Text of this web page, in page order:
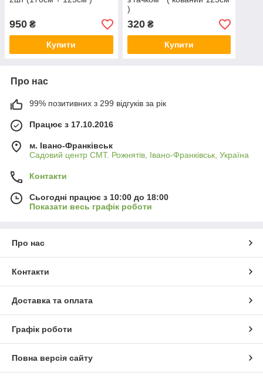
950 ₴
Купити
)
320₴
Купити
Про нас
99% позитивних з 299 відгуків за рік
Працює з 17.10.2016
м. Івано-Франківськ
Садовий центр СМТ. Рожнятів, Івано-Франківськ, Україна
Контакти
Сьогодні працює з 10:00 до 18:00
Показати весь графік роботи
Про нас
Контакти
Доставка та оплата
Графік роботи
Повна версія сайту